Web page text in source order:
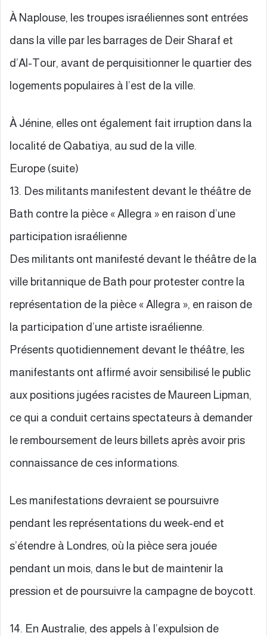
À Naplouse, les troupes israéliennes sont entrées
dans la ville par les barrages de Deir Sharaf et
d’Al-Tour, avant de perquisitionner le quartier des
logements populaires à l’est de la ville.
À Jénine, elles ont également fait irruption dans la
localité de Qabatiya, au sud de la ville.
Europe (suite)
13. Des militants manifestent devant le théâtre de
Bath contre la pièce « Allegra » en raison d’une
participation israélienne
Des militants ont manifesté devant le théâtre de la
ville britannique de Bath pour protester contre la
représentation de la pièce « Allegra », en raison de
la participation d’une artiste israélienne.
Présents quotidiennement devant le théâtre, les
manifestants ont affirmé avoir sensibilisé le public
aux positions jugées racistes de Maureen Lipman,
ce qui a conduit certains spectateurs à demander
le remboursement de leurs billets après avoir pris
connaissance de ces informations.
Les manifestations devraient se poursuivre
pendant les représentations du week-end et
s’étendre à Londres, où la pièce sera jouée
pendant un mois, dans le but de maintenir la
pression et de poursuivre la campagne de boycott.
14. En Australie, des appels à l’expulsion de